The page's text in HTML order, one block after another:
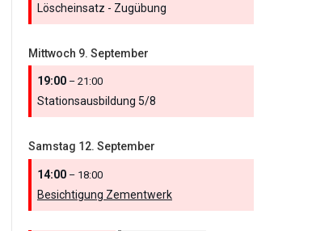
Löscheinsatz - Zugübung
Mittwoch 9. September
19:00 – 21:00
Stationsausbildung 5/8
Samstag 12. September
14:00 – 18:00
Besichtigung Zementwerk